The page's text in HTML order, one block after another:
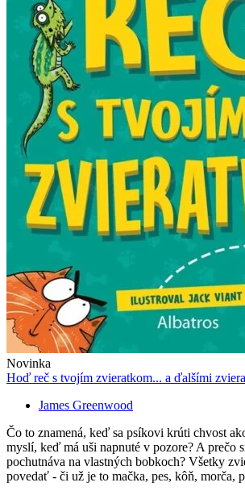
Novinka
Hoď reč s tvojím zvieratkom... a ďalšími
James Greenwood
Čo to znamená, keď sa psíkovi krúti chvost
myslí, keď má uši napnuté v pozore? A prečo
pochutnáva na vlastných bobkoch? Všetky
povedať - či už je to mačka, pes, kôň, morča,